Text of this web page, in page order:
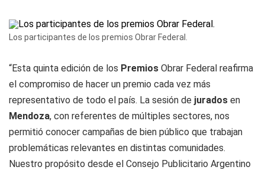
Los participantes de los premios Obrar Federal.
“Esta quinta edición de los Premios Obrar Federal reafirma
el compromiso de hacer un premio cada vez más
representativo de todo el país. La sesión de jurados en
Mendoza, con referentes de múltiples sectores, nos
permitió conocer campañas de bien público que trabajan
problemáticas relevantes en distintas comunidades.
Nuestro propósito desde el Consejo Publicitario Argentino